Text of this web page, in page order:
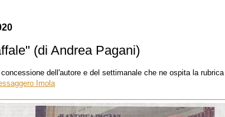
(di Andrea Pagani)
dell'autore e del settimanale che ne ospita la rubrica .
Imola